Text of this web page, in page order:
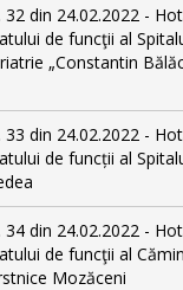
din 24.02.2022 -
de funcţii al
„Constantin
din 24.02.2022 -
de funcții al
din 24.02.2022 -
de funcţii al
Mozăceni